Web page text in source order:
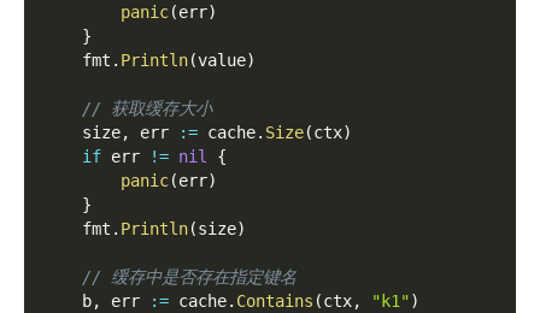
panic(err)
}
    fmt
. Println(value)
// 获取缓存大小
    size
, err := cache. Size(ctx)
if err != nil
{
panic(err)
}
    fmt
. Println(size)
// 缓存中是否存在指定键名
    b
, err := cache. Contains (ctx, "k1")